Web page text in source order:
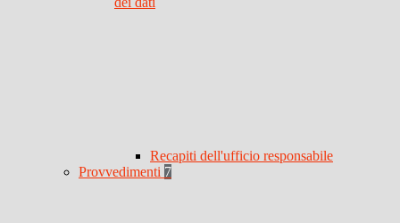
Recapiti dell'ufficio responsabile
Provvedimenti 7